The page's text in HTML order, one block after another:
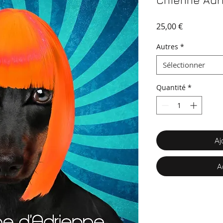
25,00 €Prix
Autres *
Sélectionner
Quantité *